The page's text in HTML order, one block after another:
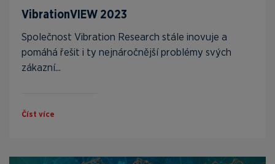
VibrationVIEW 2023
Společnost Vibration Research stále inovuje a
pomáhá řešit i ty nejnáročnější problémy svých
zákazní...
Číst více